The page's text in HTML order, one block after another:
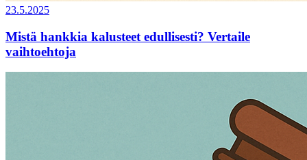
23.5.2025
Mistä hankkia kalusteet edullisesti? Vertaile
vaihtoehtoja